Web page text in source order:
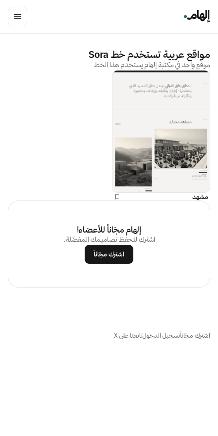
مواقع عربية تستخدم خط Sora
موقع واحد في مكتبة إلهام يستخدم هذا الخط
مشهد
إلهام مجّاناً للأعضاء!
اشترك لتحفظ تصاميمك المفضّلة.
اشترك مجّاناً
اشترك مجّاناًتسجيل الدخولتابعنا على X